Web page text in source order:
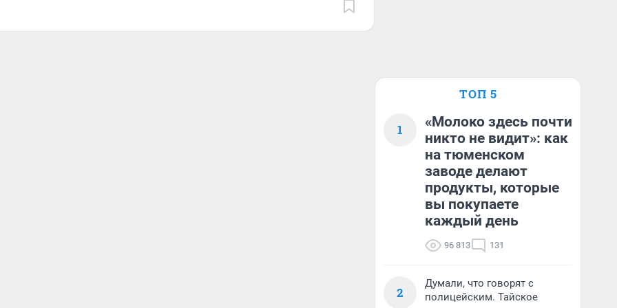
ТОП 5
1
«Молоко здесь почти
никто не видит»: как
на тюменском
заводе делают
продукты, которые
вы покупаете
каждый день
96 813 131
2
Думали, что говорят с
полицейским. Тайское